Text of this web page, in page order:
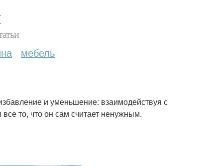
мебель
и уменьшение: взаимодействуя с
все то, что он сам считает ненужным.